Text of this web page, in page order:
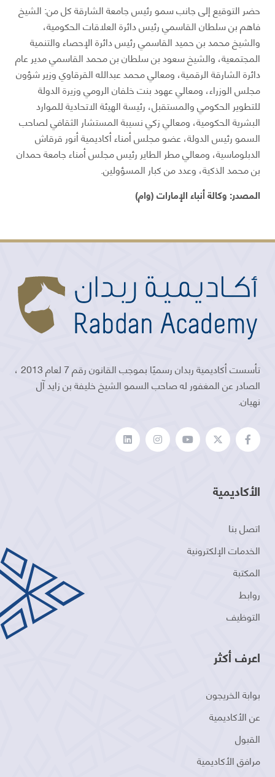
حضر التوقيع إلى جانب سمو رئيس جامعة الشارقة كل من: الشيخ
فاهم بن سلطان القاسمي رئيس دائرة العلاقات الحكومية،
والشيخ محمد بن حميد القاسمي رئيس دائرة الإحصاء والتنمية
المجتمعية، والشيخ سعود بن سلطان بن محمد القاسمي مدير عام
دائرة الشارقة الرقمية، ومعالي محمد عبدالله القرقاوي وزير شؤون
مجلس الوزراء، ومعالي عهود بنت خلفان الرومي وزيرة الدولة
للتطوير الحكومي والمستقبل، رئيسة الهيئة الاتحادية للموارد
البشرية الحكومية، ومعالي زكي نسيبة المستشار الثقافي لصاحب
السمو رئيس الدولة، عضو مجلس أمناء أكاديمية أنور قرقاش
الدبلوماسية، ومعالي مطر الطاير رئيس مجلس أمناء جامعة حمدان
بن محمد الذكية، وعدد من كبار المسؤولين.
المصدر: وكالة أنباء الإمارات (وام)
تأسست أكاديمية ربدان رسميًا بموجب القانون رقم 7 لعام 2013 ،
الصادر عن المغفور له صاحب السمو الشيخ خليفة بن زايد آل
نهيان.
الأكاديمية
اتصل بنا
الخدمات الإلكترونية
المكتبة
روابط
التوظيف
اعرف أكثر
بوابة الخريجون
عن الأكاديمية
القبول
مرافق الأكاديمية